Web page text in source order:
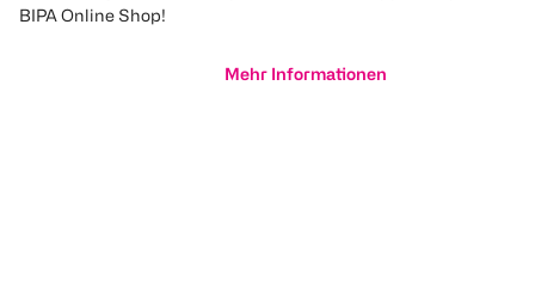
BIPA Online Shop!
Mehr Informationen